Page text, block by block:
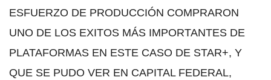
ESFUERZO DE PRODUCCIÓN COMPRARON
UNO DE LOS EXITOS MÁS IMPORTANTES DE
PLATAFORMAS EN ESTE CASO DE STAR+, Y
QUE SE PUDO VER EN CAPITAL FEDERAL,